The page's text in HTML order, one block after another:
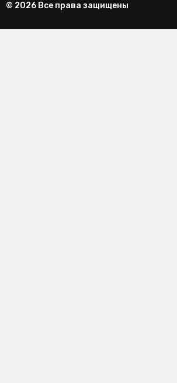
© 2026 Все права защищены